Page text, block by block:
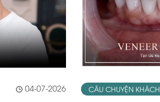
04-07-2026 CÂU CHUYỆN